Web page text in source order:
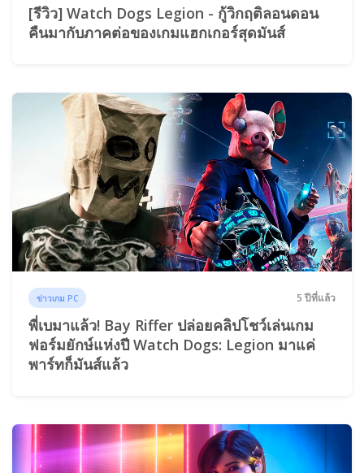
[รีวิว] Watch Dogs Legion - กู้วิกฤติลอนดอน
คืนมากับภาคต่อของเกมแฮกเกอร์สุดมันส์
ข่าวเกม PC 5 ปีที่แล้ว
พี่เบมาแล้ว! Bay Riffer ปล่อยคลิปโชว์เล่นเกม
ฟอร์มยักษ์แห่งปี Watch Dogs: Legion มาแค่
พาร์ทก็มันส์แล้ว